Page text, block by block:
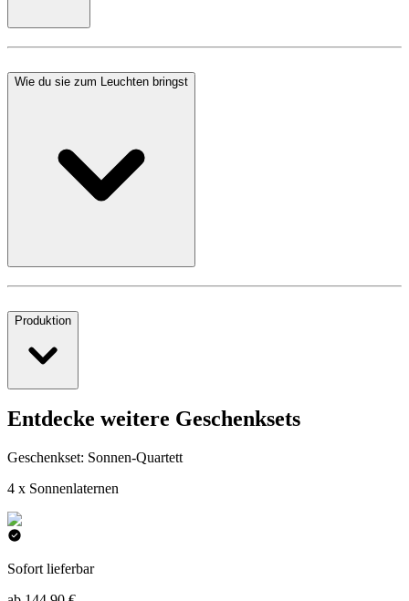
Wie du sie zum Leuchten bringst
Produktion
Entdecke weitere Geschenksets
Geschenkset: Sonnen-Quartett
4 x Sonnenlaternen
Sofort lieferbar